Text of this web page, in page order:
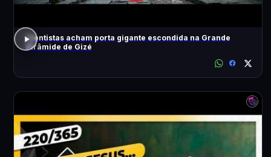
Cientistas acham porta gigante escondida na Grande
Pirâmide de Gizé